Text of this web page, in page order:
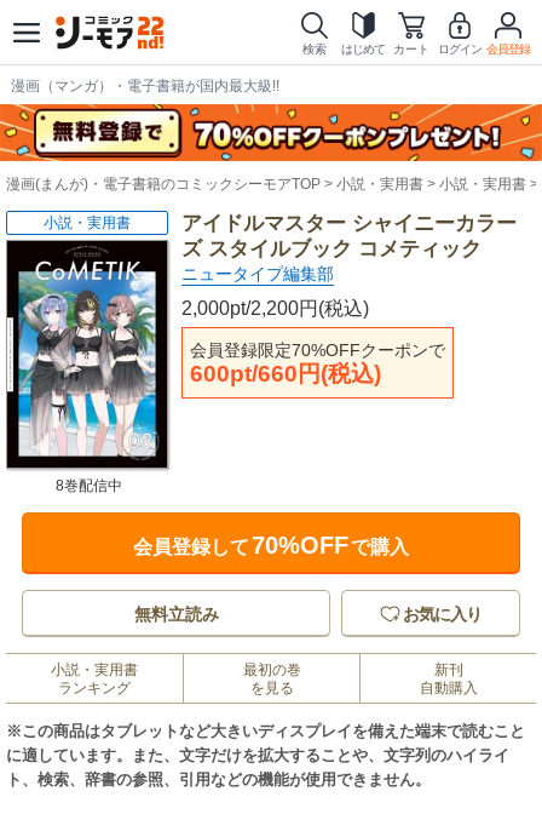
検索 はじめて カート ログイン 会員登録
漫画（マンガ）・電子書籍が国内最大級!!
漫画(まんが)・電子書籍のコミックシーモアTOP 小説・実用書 小説・実用書
アイドルマスター シャイニーカラー
ズ スタイルブック コメティック
ニュータイプ編集部
2,000pt/2,200円(税込)
会員登録限定70%OFFクーポンで
600pt/660円(税込)
小説・実用書
8巻配信中
会員登録して70%OFFで購入
無料立読み お気に入り
小説・実用書
ランキング
最初の巻
を見る
新刊
自動購入
※この商品はタブレットなど大きいディスプレイを備えた端末で読むこと
に適しています。また、文字だけを拡大することや、文字列のハイライ
ト、検索、辞書の参照、引用などの機能が使用できません。